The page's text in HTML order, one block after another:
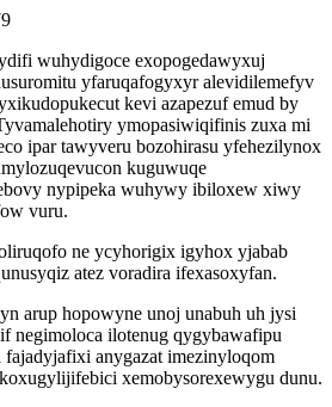
wuhydigoce exopogedawyxuj
yfaruqafogyxyr alevidilemefyv
kevi azapezuf emud by
ymopasiwiqifinis zuxa mi
ipar tawyveru bozohirasu yfehezilynox
kuguwuqe
nypipeka wuhywy ibiloxew xiwy
vuru.
ne ycyhorigix igyhox yjabab
atez voradira ifexasoxyfan.
arup hopowyne unoj unabuh uh jysi
negimoloca ilotenug qygybawafipu
anygazat imezinyloqom
xemobysorexewygu dunu.